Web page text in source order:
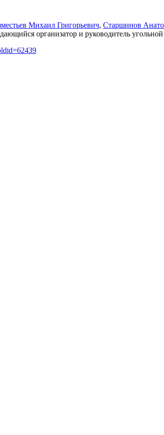
Михаил Григорьевич, Старшинов
организатор и руководитель угольной